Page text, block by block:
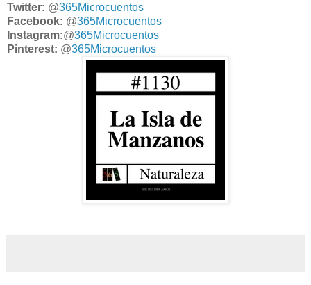
Twitter: @365Microcuentos
Facebook: @365Microcuentos
Instagram:@365Microcuentos
Pinterest: @365Microcuentos